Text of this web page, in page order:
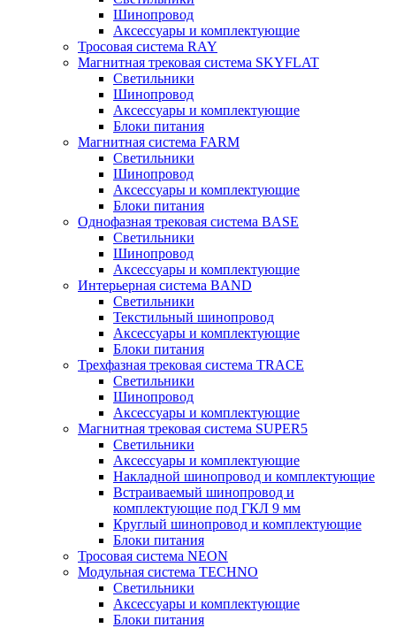
Шинопровод
Аксессуары и комплектующие
Тросовая система RAY
Магнитная трековая система SKYFLAT
Светильники
Шинопровод
Аксессуары и комплектующие
Блоки питания
Магнитная система FARM
Светильники
Шинопровод
Аксессуары и комплектующие
Блоки питания
Однофазная трековая система BASE
Светильники
Шинопровод
Аксессуары и комплектующие
Интерьерная система BAND
Светильники
Текстильный шинопровод
Аксессуары и комплектующие
Блоки питания
Трехфазная трековая система TRACE
Светильники
Шинопровод
Аксессуары и комплектующие
Магнитная трековая система SUPER5
Светильники
Аксессуары и комплектующие
Накладной шинопровод и комплектующие
Встраиваемый шинопровод и
комплектующие под ГКЛ 9 мм
Круглый шинопровод и комплектующие
Блоки питания
Тросовая система NEON
Модульная система TECHNO
Светильники
Аксессуары и комплектующие
Блоки питания